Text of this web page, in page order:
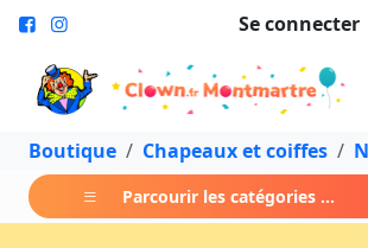
Se connecter
Boutique Chapeaux et coiffes
Parcourir les catégories ...